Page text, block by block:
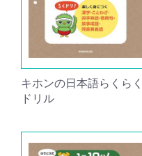
キホンの日本語らくらく
ドリル